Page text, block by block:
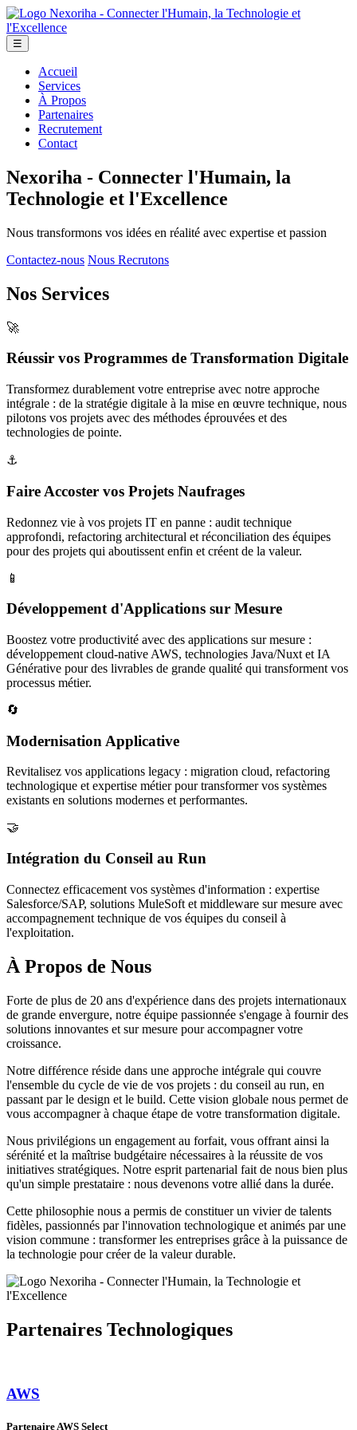
☰
Accueil
Services
À Propos
Partenaires
Recrutement
Contact
Nexoriha - Connecter l'Humain, la
Technologie et l'Excellence
Nous transformons vos idées en réalité avec expertise et passion
Contactez-nous Nous Recrutons
Nos Services
🚀
Réussir vos Programmes de Transformation Digitale
Transformez durablement votre entreprise avec notre approche
intégrale : de la stratégie digitale à la mise en œuvre technique, nous
pilotons vos projets avec des méthodes éprouvées et des
technologies de pointe.
⚓
Faire Accoster vos Projets Naufrages
Redonnez vie à vos projets IT en panne : audit technique
approfondi, refactoring architectural et réconciliation des équipes
pour des projets qui aboutissent enfin et créent de la valeur.
📱
Développement d'Applications sur Mesure
Boostez votre productivité avec des applications sur mesure :
développement cloud-native AWS, technologies Java/Nuxt et IA
Générative pour des livrables de grande qualité qui transforment vos
processus métier.
🔄
Modernisation Applicative
Revitalisez vos applications legacy : migration cloud, refactoring
technologique et expertise métier pour transformer vos systèmes
existants en solutions modernes et performantes.
🤝
Intégration du Conseil au Run
Connectez efficacement vos systèmes d'information : expertise
Salesforce/SAP, solutions MuleSoft et middleware sur mesure avec
accompagnement technique de vos équipes du conseil à
l'exploitation.
À Propos de Nous
Forte de plus de 20 ans d'expérience dans des projets internationaux
de grande envergure, notre équipe passionnée s'engage à fournir des
solutions innovantes et sur mesure pour accompagner votre
croissance.
Notre différence réside dans une approche intégrale qui couvre
l'ensemble du cycle de vie de vos projets : du conseil au run, en
passant par le design et le build. Cette vision globale nous permet de
vous accompagner à chaque étape de votre transformation digitale.
Nous privilégions un engagement au forfait, vous offrant ainsi la
sérénité et la maîtrise budgétaire nécessaires à la réussite de vos
initiatives stratégiques. Notre esprit partenarial fait de nous bien plus
qu'un simple prestataire : nous devenons votre allié dans la durée.
Cette philosophie nous a permis de constituerun vivier de talents
fidèles, passionnés par l'innovation technologique et animés par une
vision commune : transformer les entreprises grâce à la puissance de
la technologie pour créer de la valeur durable.
Partenaires Technologiques
AWS
Partenaire AWS Select